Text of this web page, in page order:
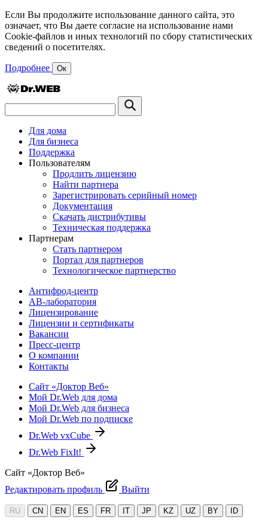
Если Вы продолжите использование данного сайта, это
означает, что Вы даете согласие на использование нами
Cookie-файлов и иных технологий по сбору статистических
сведений о посетителях.
Подробнее Ок
Для дома
Для бизнеса
Поддержка
Пользователям
Продлить лицензию
Найти партнера
Зарегистрировать серийный номер
Документация
Скачать дистрибутивы
Техническая поддержка
Партнерам
Стать партнером
Портал для партнеров
Технологическое партнерство
Антифрод-центр
АВ-лаборатория
Лицензирование
Лицензии и сертификаты
Вакансии
Пресс-центр
О компании
Контакты
Сайт «Доктор Веб»
Мой Dr.Web для дома
Мой Dr.Web для бизнеса
Мой Dr.Web по подписке
Dr.Web vxCube
Dr.Web FixIt!
Сайт «Доктор Веб»
Редактировать профиль
Выйти
RU CN EN ES FR IT JP KZ UZ BY ID